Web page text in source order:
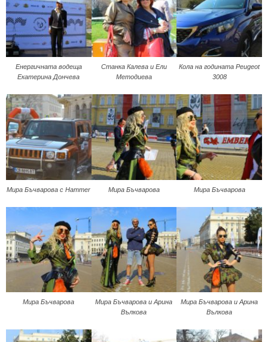
Енергичната водеща
Екатерина Дончева
Станка Калева и Ели
Методиева
Кола на годината Peugeot
3008
Мира Бъчварова с Hammer Мира Бъчварова Мира Бъчварова
Мира Бъчварова
Мира Бъчварова и Арина
Вълкова
Мира Бъчварова и Арина
Вълкова